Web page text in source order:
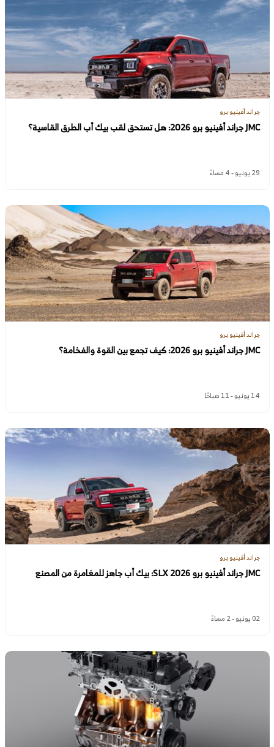
جراند أفينيو برو
JMC جراند أفينيو برو 2026: هل تستحق لقب بيك أب الطرق القاسية؟
29 يونيو - 4 مساءً
جراند أفينيو برو
JMC جراند أفينيو برو 2026: كيف تجمع بين القوة والفخامة؟
14 يونيو - 11 صباحًا
جراند أفينيو برو
JMC جراند أفينيو برو SLX 2026: بيك أب جاهز للمغامرة من المصنع
02 يونيو - 2 مساءً